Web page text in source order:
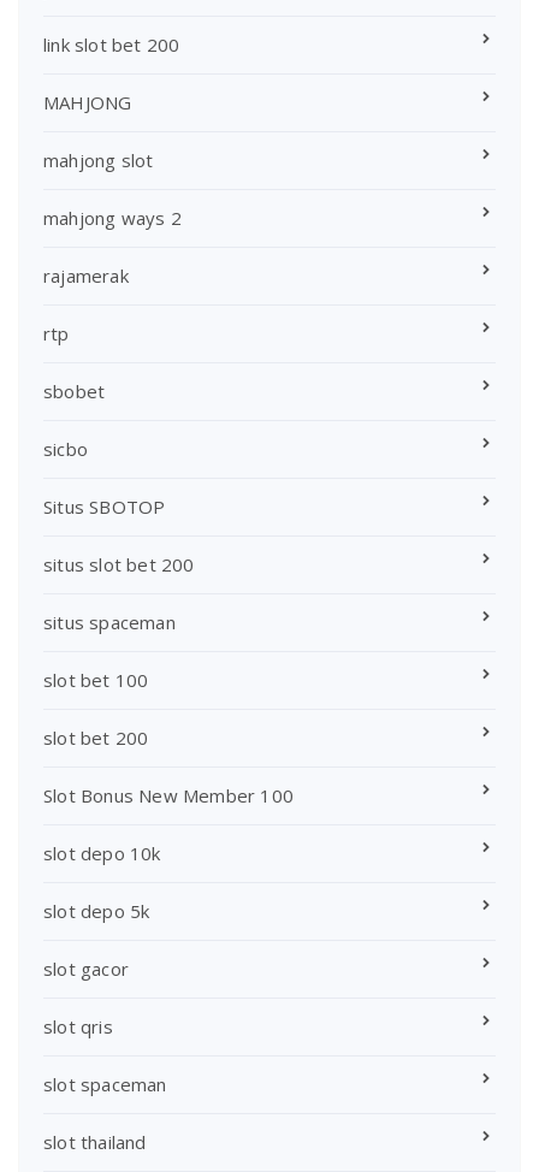
link slot bet 200
MAHJONG
mahjong slot
mahjong ways 2
rajamerak
rtp
sbobet
sicbo
Situs SBOTOP
situs slot bet 200
situs spaceman
slot bet 100
slot bet 200
Slot Bonus New Member 100
slot depo 10k
slot depo 5k
slot gacor
slot qris
slot spaceman
slot thailand